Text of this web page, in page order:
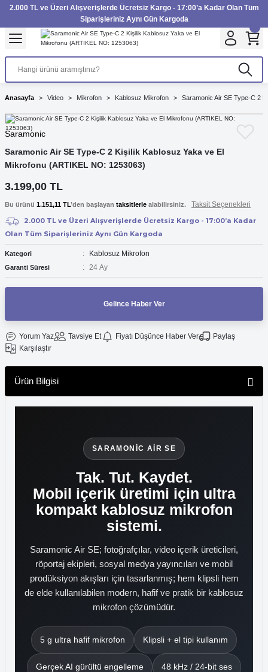
2.000 TL ve Üzeri Alışverişlerde Ücretsiz Kargo - 17:00’a Kadar Olan Tüm
Siparişleriniz Aynı Gün Kargoda
Geri Dön
Aksesuarları
Geri Dön
ND Filtre
Geri Dön
Geri Dön
Geri Dön
Geri Dön
Geri Dön
Geri Dön
Geri Dön
Geri Dön
Geri Dön
Geri Dön
Anasayfa Video Mikrofon Kablosuz Mikrofon Saramonic Air SE Type-C 2
Saramonic
Saramonic Air SE Type-C 2 Kişilik Kablosuz Yaka ve El
Mikrofonu (ARTIKEL NO: 1253063)
3.199,00 TL
Bu ürünü 1.151,11 TL’den başlayan taksitlerle alabilirsiniz.
Taksit Seçenekleri
2.000 TL ve Üzeri Alışverişlerde Ücretsiz Kargo - 17:00’a Kadar
Olan Tüm Siparişleriniz Aynı Gün Kargoda
Kategori Kablosuz Mikrofon
Garanti Süresi 24 Ay
Gelince Haber Ver
Yorum Yaz Tavsiye Et Fiyatı Düşünce Haber Ver
Paylaş
Karşılaştır
Ürün Bilgisi
SARAMONIC AIR SE
Tak. Tut. Kaydet.
Mobil içerik üretimi için ultra
kompakt kablosuz mikrofon
sistemi.
Saramonic Air SE; fotoğrafçılar, video içerik üreticileri,
röportaj ekipleri, sosyal medya yayıncıları ve mobil
prodüksiyon akışları için tasarlanmış; hem klipsli hem
de elde kullanılabilen modern, hafif ve pratik bir kablosuz
mikrofon çözümüdür.
5 g ultra hafif mikrofon Klipsli + el tipi kullanım
Gerçek AI gürültü engelleme 48 kHz / 24-bit ses